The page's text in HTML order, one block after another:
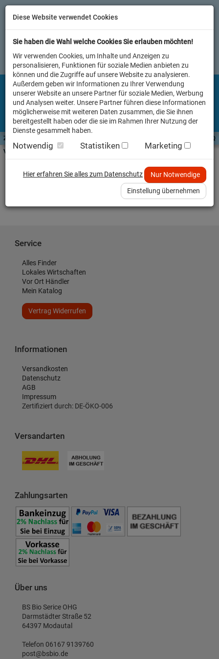
Zutaten A-Z
Service FAQ
Verkäufer vor Ort
Versandkosten
Die Versandkosten in Deutschland betragen 4,00 EUR.
Ab einem Warenwert von 59,00 EUR ist die Lieferung kostenlos.
Service
Alles Finder
Lokales Wirtschaften
Vor Ort Händler
Mein Katalog
Vertrag Widerrufen
Informationen
Versandkosten
Datenschutz
AGB
Impressum
Zertifiziert durch: DE-ÖKO-006
Versandarten
Zahlungsarten
Über uns
BS Bio Serice OHG
Darmstädter Straße 52
64397 Modautal
Telefon 06167 9139760
post@bsbio.de
Diese Website verwendet Cookies
Sie haben die Wahl welche Cookies Sie erlauben möchten!
Wir verwenden Cookies, um Inhalte und Anzeigen zu
personalisieren, Funktionen für soziale Medien anbieten zu
können und die Zugriffe auf unsere Website zu analysieren.
Außerdem geben wir Informationen zu Ihrer Verwendung
unserer Website an unsere Partner für soziale Medien, Werbung
und Analysen weiter. Unsere Partner führen diese Informationen
möglicherweise mit weiteren Daten zusammen, die Sie ihnen
bereitgestellt haben oder die sie im Rahmen Ihrer Nutzung der
Dienste gesammelt haben.
Notwendig Statistiken Marketing
Hier erfahren Sie alles zum Datenschutz Nur Notwendige
Einstellung übernehmen